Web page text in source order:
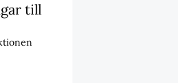
till